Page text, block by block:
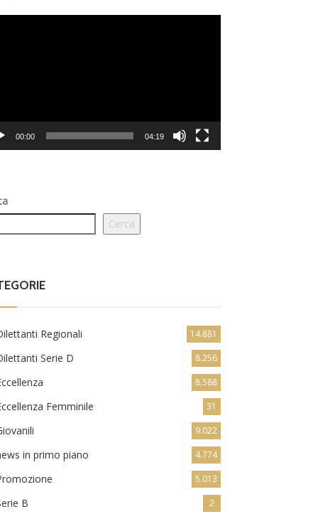
00:00 04:19
Cerca
Regionali 14.881
Serie D 8.256
8.588
Femminile 31
9.022
in primo piano 4.774
5.013
B 2